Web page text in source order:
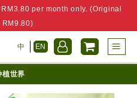
per month only. (Original
中 EN
植世界